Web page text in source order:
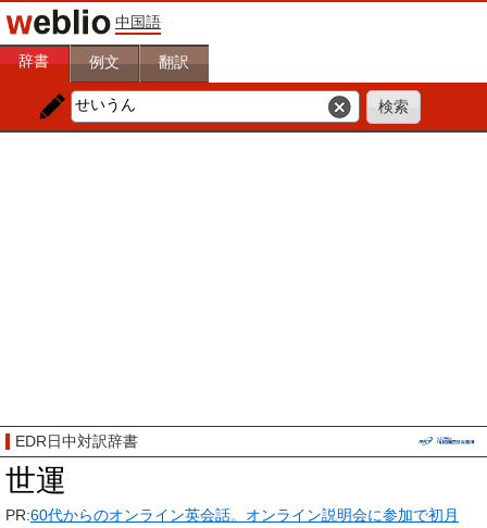
中国語
辞書 例文 翻訳
EDR日中対訳辞書
世運
PR:60代からのオンライン英会話。オンライン説明会に参加で初月